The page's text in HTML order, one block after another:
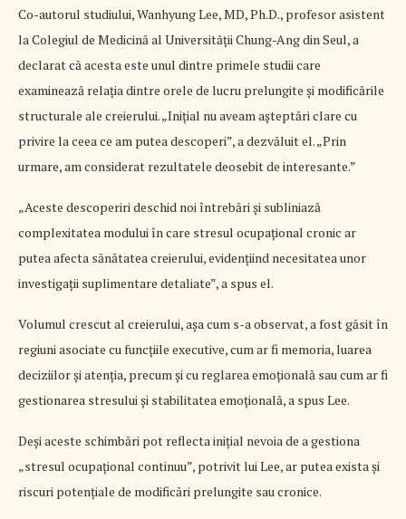
Co-autorul studiului, Wanhyung Lee, MD, Ph.D., profesor asistent
la Colegiul de Medicină al Universității Chung-Ang din Seul, a
declarat că acesta este unul dintre primele studii care
examinează relația dintre orele de lucru prelungite și modificările
structurale ale creierului. „Inițial nu aveam așteptări clare cu
privire la ceea ce am putea descoperi”, a dezvăluit el. „Prin
urmare, am considerat rezultatele deosebit de interesante.”
„Aceste descoperiri deschid noi întrebări și subliniază
complexitatea modului în care stresul ocupațional cronic ar
putea afecta sănătatea creierului, evidențiind necesitatea unor
investigații suplimentare detaliate”, a spus el.
Volumul crescut al creierului, așa cum s-a observat, a fost găsit în
regiuni asociate cu funcțiile executive, cum ar fi memoria, luarea
deciziilor și atenția, precum și cu reglarea emoțională sau cum ar fi
gestionarea stresului și stabilitatea emoțională, a spus Lee.
Deși aceste schimbări pot reflecta inițial nevoia de a gestiona
„stresul ocupațional continuu”, potrivit lui Lee, ar putea exista și
riscuri potențiale de modificări prelungite sau cronice.